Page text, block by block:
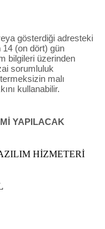
gösterdiği adresteki
(on dört) gün
bilgileri üzerinden
sorumluluk
malı
kullanabilir.
YAPILACAK
HİZMETERİ